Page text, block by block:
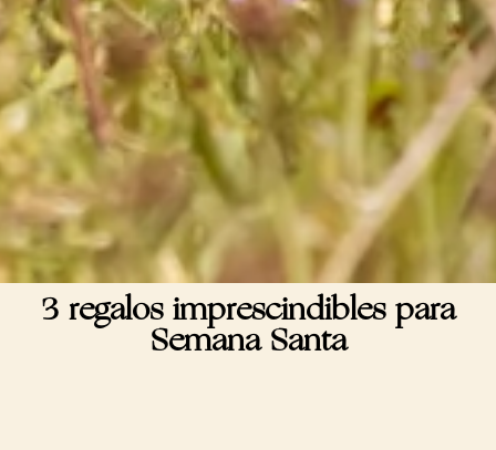
Banquete de
3 regalos imprescindibles para
Semana Santa